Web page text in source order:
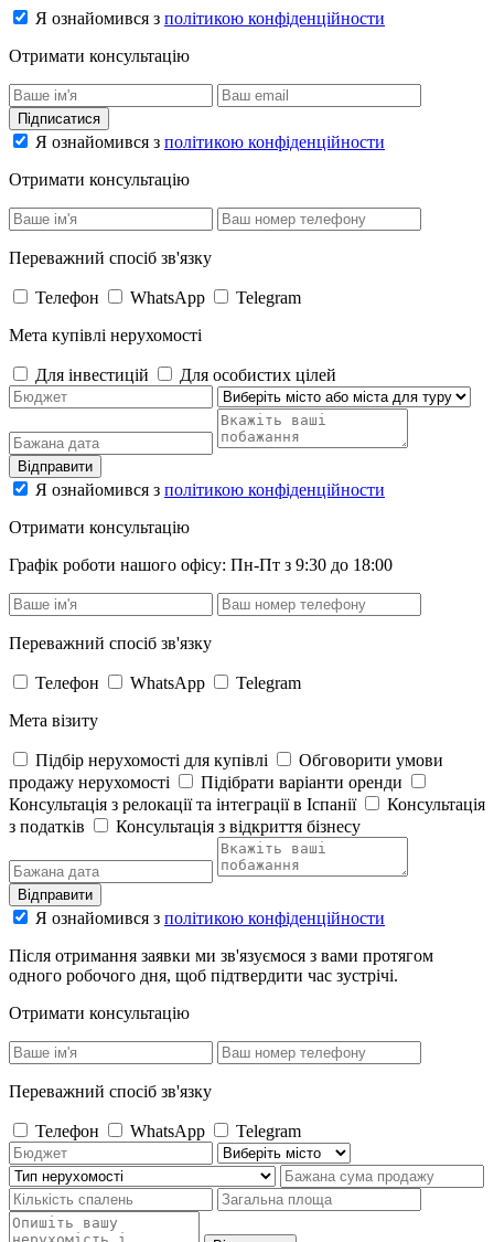
Я ознайомився з політикою конфіденційности
Отримати консультацію
Підписатися
Я ознайомився з політикою конфіденційности
Отримати консультацію
Переважний спосіб зв'язку
Телефон WhatsApp
Telegram
Мета купівлі нерухомості
Для інвестицій Для особистих цілей
Відправити
Я ознайомився з політикою конфіденційности
Отримати консультацію
Графік роботи нашого офісу: Пн-Пт з 9:30 до 18:00
Переважний спосіб зв'язку
Телефон WhatsApp
Telegram
Мета візиту
Підбір нерухомості для купівлі
Обговорити умови
продажу нерухомості
Підібрати варіанти оренди
Консультація з релокації та інтеграції в Іспанії
Консультація
з податків
Консультація з відкриття бізнесу
Відправити
Я ознайомився з політикою конфіденційности
Після отримання заявки ми зв'язуємося з вами протягом
одного робочого дня, щоб підтвердити час зустрічі.
Отримати консультацію
Переважний спосіб зв'язку
Телефон WhatsApp Telegram